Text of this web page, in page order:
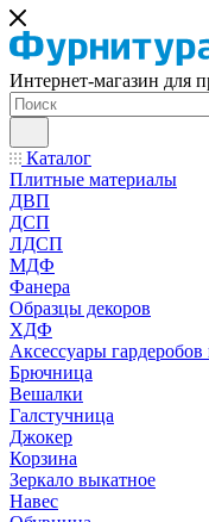
Интернет-магазин для
Каталог
Плитные материалы
ДВП
ДСП
ЛДСП
МДФ
Фанера
Образцы декоров
ХДФ
Аксессуары
Брючница
Вешалки
Галстучница
Джокер
Корзина
Зеркало выкатное
Навес